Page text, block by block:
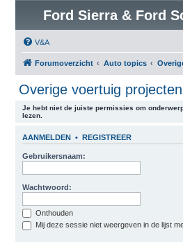
Ford Sierra & Ford
V&A
Forumoverzicht Auto topics
Overige voertuig projecten
Je hebt niet de juiste permissies om
lezen.
AANMELDEN • REGISTREER
Gebruikersnaam:
Wachtwoord:
Onthouden
Mij deze sessie niet weergeven in de lijst